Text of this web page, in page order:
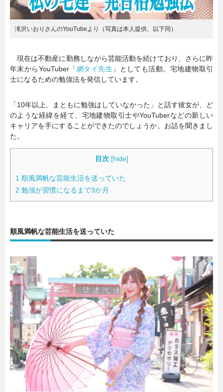
滝沢いおりさんのYouTubeより（写真は本人提供、以下同）
現在は不動産に勤務しながら芸能活動を続けており、さらに昨
年末からYouTuber「網タイ先生 」としても活動。宅地建物取引
士になるための勉強法を発信しています。
「10年以上、まともに勉強はしていなかった」と話す彼女が、ど
のような経緯を経て、宅地建物取引士やYouTuberなどの新しい
キャリアを手にすることができたのでしょうか。お話を聞きまし
た。
目次 [hide]
1 順風満帆な芸能生活を送っていた
2 勉強が習慣になるまで3か月
順風満帆な芸能生活を送っていた